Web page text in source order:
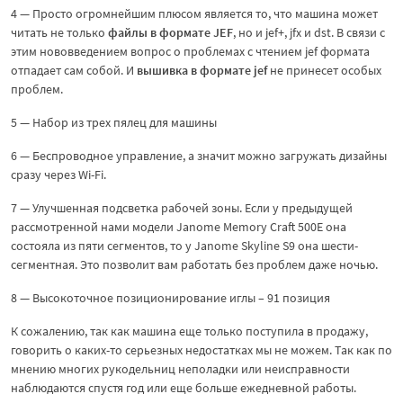
4 — Просто огромнейшим плюсом является то, что машина может
читать не только файлы в форматеJEF, но и jef+, jfx и dst. В связи с
этим нововведением вопрос о проблемах с чтением jef формата
отпадает сам собой. И вышивка в формате jefне принесет особых
проблем.
5 — Набор из трех пялец для машины
6 — Беспроводное управление, а значит можно загружать дизайны
сразу через Wi-Fi.
7 — Улучшенная подсветка рабочей зоны. Если у предыдущей
рассмотренной нами модели Janome Memory Craft 500E она
состояла из пяти сегментов, то у Janome Skyline S9 она шести-
сегментная. Это позволит вам работать без проблем даже ночью.
8 — Высокоточное позиционирование иглы – 91 позиция
К сожалению, так как машина еще только поступила в продажу,
говорить о каких-то серьезных недостатках мы не можем. Так как по
мнению многих рукодельниц неполадки или неисправности
наблюдаются спустя год или еще больше ежедневной работы.